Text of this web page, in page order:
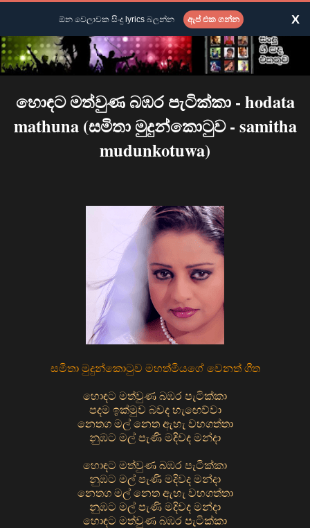
හොඳට මත්වුණ බඹර පැටික්කා - hodata
mathuna (සමිතා මුදුන්කොටුව - samitha
mudunkotuwa)
සමිතා මුදුන්කොටුව මහත්මියගේ වෙනත් ගීත
හොඳට මත්වුණ බඹර පැටික්කා
පදම ඉක්මුව බවද හැඟෙව්වා
නෙතග මල් නෙත ඇහැ වහගත්තා
නුඹට මල් පැණි මදිවද මන්දා
හොඳට මත්වුණ බඹර පැටික්කා
නුඹට මල් පැණි මදිවද මන්දා
නෙතග මල් නෙත ඇහැ වහගත්තා
නුඹට මල් පැණි මදිවද මන්දා
හොඳට මත්වුණ බඹර පැටික්කා
ඕන වෙලාවක සිංදු lyrics බලන්න ඇප් එක ගන්න X